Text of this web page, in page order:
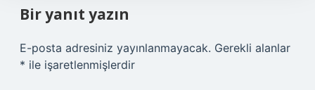
Bir yanıt yazın
E-posta adresiniz yayınlanmayacak. Gerekli alanlar
* ile işaretlenmişlerdir